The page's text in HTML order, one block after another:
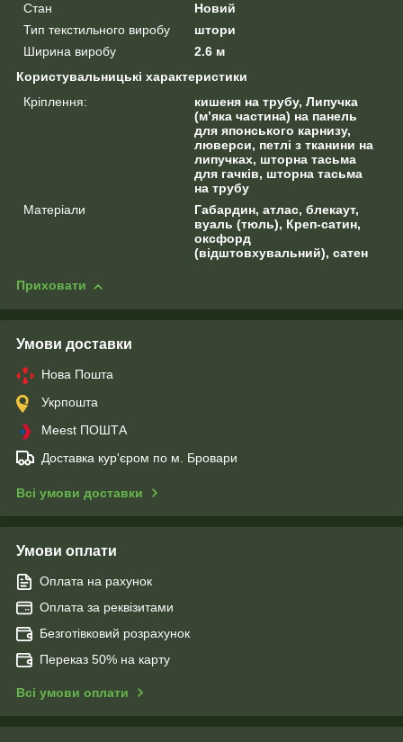
Стан
Новий
Тип текстильного виробу
штори
Ширина виробу
2.6 м
Користувальницькі характеристики
Кріплення:
кишеня на трубу, Липучка
(м’яка частина) на панель
для японського карнизу,
люверси, петлі з тканини на
липучках, шторна тасьма
для гачків, шторна тасьма
на трубу
Матеріали
Габардин, атлас, блекаут,
вуаль (тюль), Креп-сатин,
оксфорд
(відштовхувальний), сатен
Приховати
Умови доставки
Нова Пошта
Укрпошта
Meest ПОШТА
Доставка кур'єром по м. Бровари
Всі умови доставки
Умови оплати
Оплата на рахунок
Оплата за реквізитами
Безготівковий розрахунок
Переказ 50% на карту
Всі умови оплати